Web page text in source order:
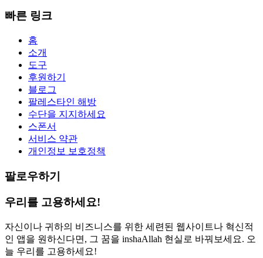
빠른 링크
홈
소개
도구
후원하기
블로그
팔레스타인 해방
수단을 지지하세요
스폰서
서비스 약관
개인정보 보호정책
팔로우하기
우리를 고용하세요!
자신이나 귀하의 비즈니스를 위한 세련된 웹사이트나 혁신적
인 앱을 원하신다면, 그 꿈을 inshaAllah 현실로 바꿔보세요. 오
늘 우리를 고용하세요!